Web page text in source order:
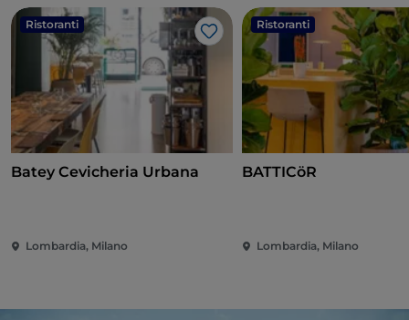
Ristoranti
Like
Batey Cevicheria Urbana
Lombardia, Milano
Ristoranti
BATTICöR
Lombardia, Milano